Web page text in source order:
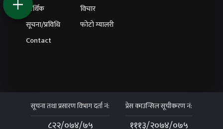
आर्थिक
विचार
सूचना/प्रविधि
फोटो ग्यालरी
Contact
सूचना तथा प्रसारण विभाग दर्ता नं:
८२२/०७४/७५
प्रेस काउन्सिल सूचीकरण नं:
१११३/२०७४/०७५